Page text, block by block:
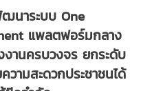
นาระบบ One
แพลตฟอร์มกลาง
านครบวงจร ยกระดับ
ามสะดวกประชาชนได้